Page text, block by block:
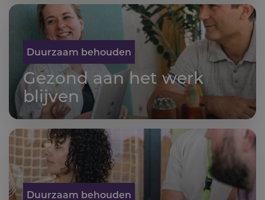
Duurzaam behouden
Gezond aan het werk
blijven
Duurzaam behouden